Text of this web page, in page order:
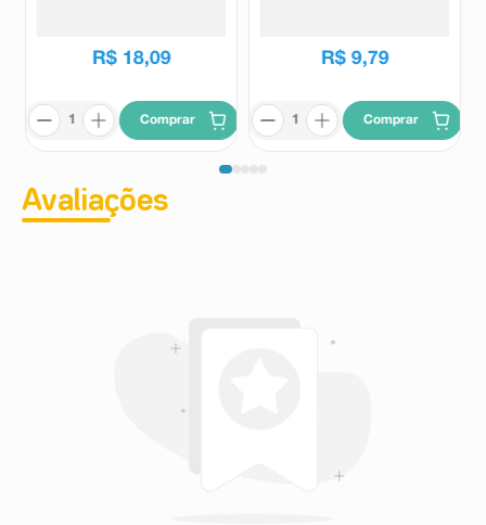
R$ 18,09
Comprar
R$ 9,79
Comprar
Avaliações